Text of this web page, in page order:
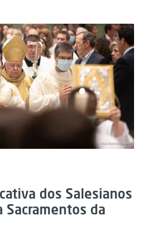
dos Salesianos
Sacramentos da